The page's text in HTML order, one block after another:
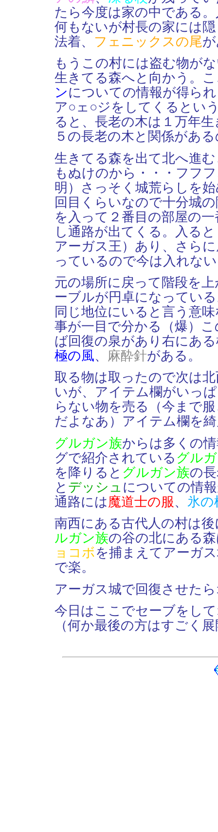
たら今度は家の中である
何もないが村長の家には
法着、 フェニックスの尾
もうこの村には盗む物が
生きてる森へと向かう。
ンについての情報が得ら
ア○ェ○ジをしてくるとい
ると、長老の木は１万年
５の長老の木と関係があ
生きてる森を出て北へ進
もぬけのから・・・フフ
明）さっそく城荒らしを
回目くらいなので十分城
を入って２番目の部屋の
し通路が出てくる。入る
アーガス王）あり、さら
っているので今は入れな
元の場所に戻って階段を
ーブルが円卓になってい
同じ地位にいると言う意
事が一目で分かる（爆）
ば回復の泉があり右にあ
極の風、 麻酔針がある。
取る物は取ったので次は
いが、アイテム欄がいっ
らない物を売る（今まで
だよなあ）アイテム欄を
グルガン族からは多くの
グで紹介されている グル
を降りると グルガン族の
と デッシュ についての情
通路には 魔道士の服 、 氷の
南西にある古代人の村は
ルガン族の谷の北にある
ョコボを捕まえてアーガ
で楽。
アーガス城で回復させた
今日はここでセーブをし
（何か最後の方はすごく